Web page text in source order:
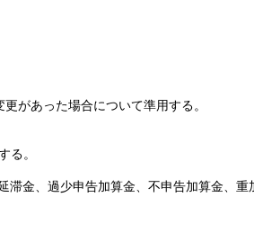
があった場合について準用する。
る。
金、過少申告加算金、不申告加算金、重